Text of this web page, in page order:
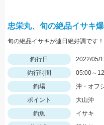
忠栄丸、旬の絶品イサキ爆
釣行日
2022/05/
釣行時間
05:00～
釣場
沖・オフ
ポイント
大山沖
釣魚
イサキ